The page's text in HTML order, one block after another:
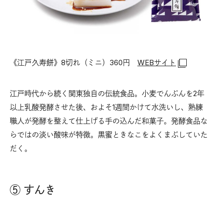
《江戸久寿餅》8切れ（ミニ）360円 WEBサイト
江戸時代から続く関東独自の伝統食品。小麦でんぷんを2年
以上乳酸発酵させた後、およそ1週間かけて水洗いし、熟練
職人が発酵を整えて仕上げる手の込んだ和菓子。発酵食品な
らではの淡い酸味が特徴。黒蜜ときなこをよくまぶしていた
だく。
⑤ すんき